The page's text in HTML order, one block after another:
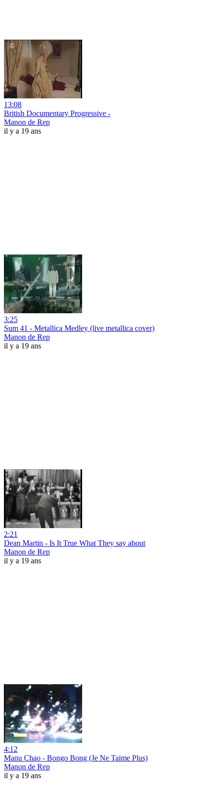
13:08
British Documentary Progressive -
Manon de Rep
il y a 19 ans
3:25
Sum 41 - Metallica Medley (live metallica cover)
Manon de Rep
il y a 19 ans
2:21
Dean Martin - Is It True What They say about
Manon de Rep
il y a 19 ans
4:12
Manu Chao - Bongo Bong (Je Ne Taime Plus)
Manon de Rep
il y a 19 ans